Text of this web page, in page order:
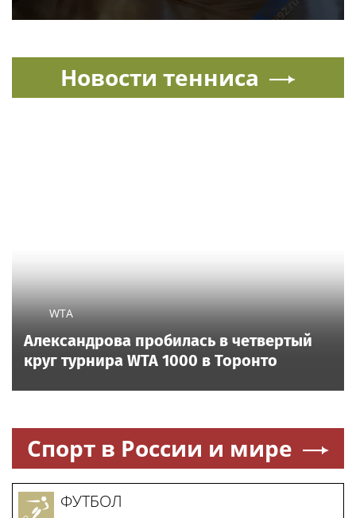
Новости тенниса
WTA
Александрова пробилась в четвертый
круг турнира WTA 1000 в Торонто
Спорт в России и мире
ФУТБОЛ